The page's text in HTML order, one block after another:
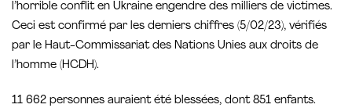
l’horrible conflit en Ukraine engendre des milliers de victimes.
Ceci est confirmé par les derniers chiffres (5/02/23), vérifiés
par le Haut-Commissariat des Nations Unies aux droits de
l’homme (HCDH).
11 662 personnes auraient été blessées, dont 851 enfants.